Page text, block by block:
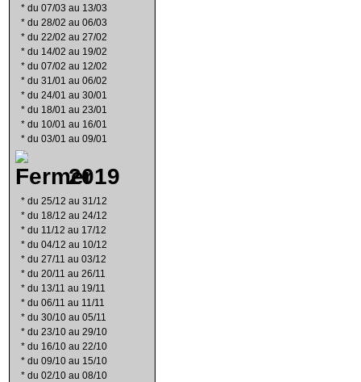
* du 07/03 au 13/03
* du 28/02 au 06/03
* du 22/02 au 27/02
* du 14/02 au 19/02
* du 07/02 au 12/02
* du 31/01 au 06/02
* du 24/01 au 30/01
* du 18/01 au 23/01
* du 10/01 au 16/01
* du 03/01 au 09/01
2019
* du 25/12 au 31/12
* du 18/12 au 24/12
* du 11/12 au 17/12
* du 04/12 au 10/12
* du 27/11 au 03/12
* du 20/11 au 26/11
* du 13/11 au 19/11
* du 06/11 au 11/11
* du 30/10 au 05/11
* du 23/10 au 29/10
* du 16/10 au 22/10
* du 09/10 au 15/10
* du 02/10 au 08/10